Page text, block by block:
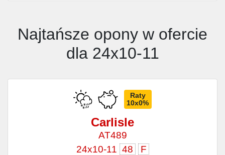
Najtańsze opony w ofercie
dla 24x10-11
Raty
10x0%
Carlisle
AT489
24x10-11 48 F